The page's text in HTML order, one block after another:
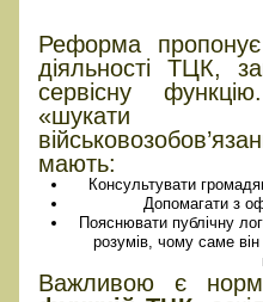
Реформа
діяльності ТЦК,
сервісну
«шукати
мають:
Консультувати
Допомагати з
Пояснювати публічну
розумів, чому саме
Важливою є